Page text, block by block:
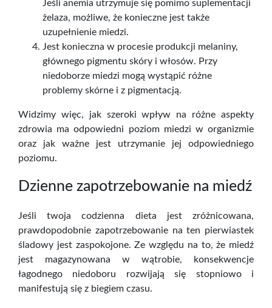
Jeśli anemia utrzymuje się pomimo suplementacji
żelaza, możliwe, że konieczne jest także
uzupełnienie miedzi.
Jest konieczna w procesie produkcji melaniny,
głównego pigmentu skóry i włosów. Przy
niedoborze miedzi mogą wystąpić różne
problemy skórne i z pigmentacją.
Widzimy więc, jak szeroki wpływ na różne aspekty
zdrowia ma odpowiedni poziom miedzi w organizmie
oraz jak ważne jest utrzymanie jej odpowiedniego
poziomu.
Dzienne zapotrzebowanie na miedź
Jeśli twoja codzienna dieta jest zróżnicowana,
prawdopodobnie zapotrzebowanie na ten pierwiastek
śladowy jest zaspokojone. Ze względu na to, że miedź
jest magazynowana w wątrobie, konsekwencje
łagodnego niedoboru rozwijają się stopniowo i
manifestują się z biegiem czasu.